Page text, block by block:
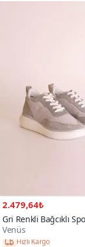
2.479,64₺
Gri Renkli Bağcıklı
Venüs